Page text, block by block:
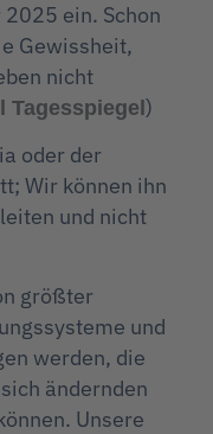
ein. Schon
Gewissheit,
nicht
Tagesspiegel )
oder der
Wir können ihn
und nicht
größter
und
werden, die
ändernden
Unsere